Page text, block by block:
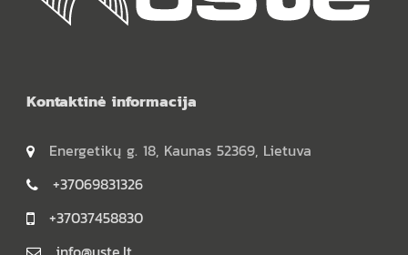
Kontaktinė informacija
Energetikų g. 18, Kaunas 52369, Lietuva
+37069831326
+37037458830